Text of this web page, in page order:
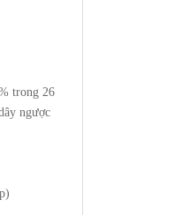
trong 26
ngược